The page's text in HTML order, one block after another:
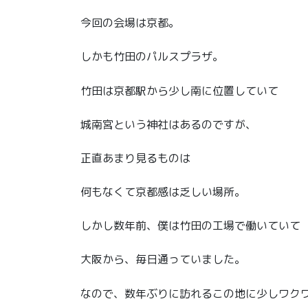
今回の会場は京都。
しかも竹田のパルスプラザ。
竹田は京都駅から少し南に位置していて
城南宮という神社はあるのですが、
正直あまり見るものは
何もなくて京都感は乏しい場所。
しかし数年前、僕は竹田の工場で働いていて
大阪から、毎日通っていました。
なので、数年ぶりに訪れるこの地に少しワク